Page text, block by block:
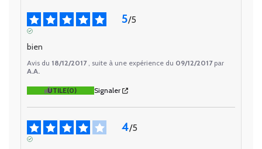
5/5
bien
Avis du 18/12/2017 , suite à une expérience du 09/12/2017 par
A.A.
UTILE(0) Signaler
4/5